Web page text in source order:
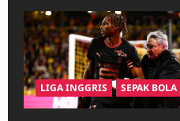
Arsenal
Dilanda
Cedera,
Mikel
Arteta
Pertimbangkan
Perubahan
Pemanasan
Pra-
Pertandingan
LIGA INGGRIS SEPAK BOLA